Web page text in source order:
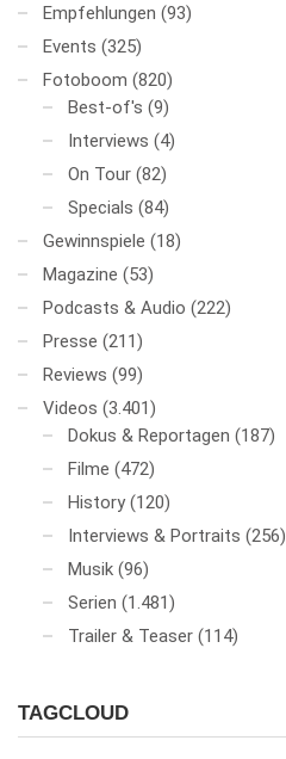
Empfehlungen (93)
Events (325)
Fotoboom (820)
Best-of's (9)
Interviews (4)
On Tour (82)
Specials (84)
Gewinnspiele (18)
Magazine (53)
Podcasts & Audio (222)
Presse (211)
Reviews (99)
Videos (3.401)
Dokus & Reportagen (187)
Filme (472)
History (120)
Interviews & Portraits (256)
Musik (96)
Serien (1.481)
Trailer & Teaser (114)
TAGCLOUD